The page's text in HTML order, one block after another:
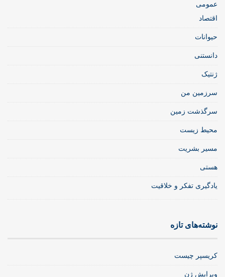
عمومی
اقتصاد
حیوانات
دانستنی
ژنتیک
سرزمین من
سرگذشت زمین
محیط زیست
مسیر بشریت
هستی
یادگیری تفکر و خلاقیت
نوشته‌های تازه
کریسپر چیست
ویرایش ژن